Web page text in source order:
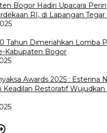
Bogor Hadiri Upacara
RI, di Lapangan
Tahun Dimeriahkan Lomba
Kabupaten Bogor
Awards 2025 : Esterina
Keadilan Restoratif Wujudkan